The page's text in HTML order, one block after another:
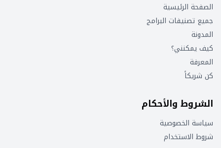
الصفحة الرئيسية
جميع تصنيفات البرامج
المدونة
كيف يمكنني؟
المعرفة
كن شريكاً
الشروط والأحكام
سياسة الخصوصية
شروط الاستخدام